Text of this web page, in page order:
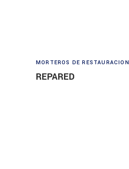
Read more
MORTEROS DE RESTAURACION
REPARED